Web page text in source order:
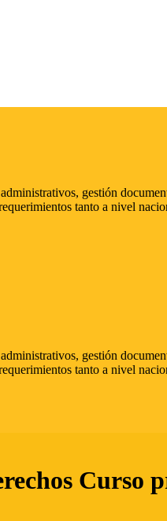
gestión
tanto a nivel
gestión
tanto a nivel
Curso